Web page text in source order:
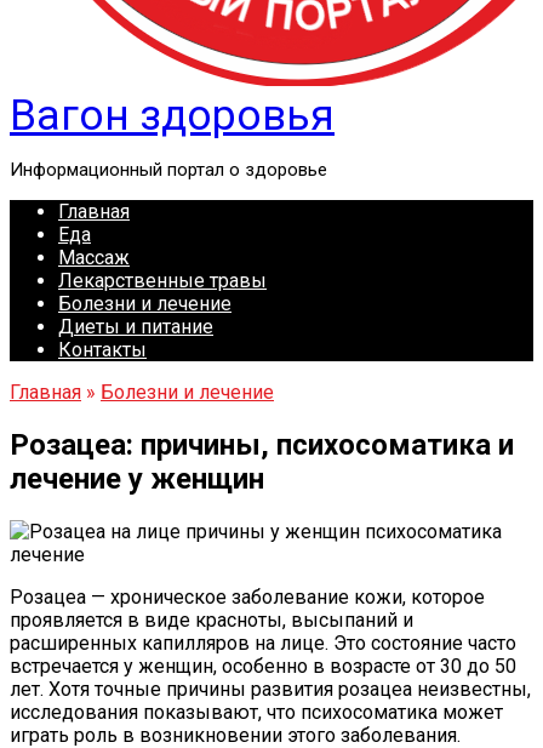
Вагон здоровья
Информационный портал о здоровье
Главная
Еда
Массаж
Лекарственные травы
Болезни и лечение
Диеты и питание
Контакты
Главная » Болезни и лечение
Розацеа: причины, психосоматика и
лечение у женщин
Розацеа — хроническое заболевание кожи, которое
проявляется в виде красноты, высыпаний и
расширенных капилляров на лице. Это состояние часто
встречается у женщин, особенно в возрасте от 30 до 50
лет. Хотя точные причины развития розацеа неизвестны,
исследования показывают, что психосоматика может
играть роль в возникновении этого заболевания.